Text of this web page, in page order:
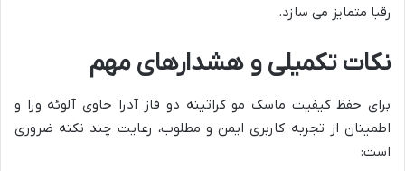
رقبا متمایز می سازد.
نکات تکمیلی و هشدارهای مهم
برای حفظ کیفیت ماسک مو کراتینه دو فاز آدرا حاوی آلوئه ورا و
اطمینان از تجربه کاربری ایمن و مطلوب، رعایت چند نکته ضروری
است: